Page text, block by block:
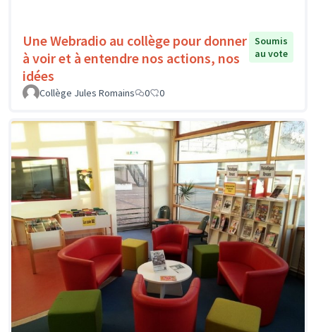
Une Webradio au collège pour donner
à voir et à entendre nos actions, nos
idées
Soumis
au vote
Collège Jules Romains 0 0